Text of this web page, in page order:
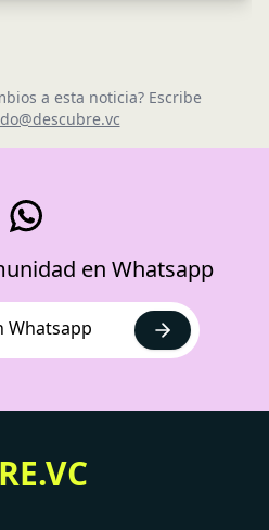
a esta noticia? Escribe
en Whatsapp
Whatsapp